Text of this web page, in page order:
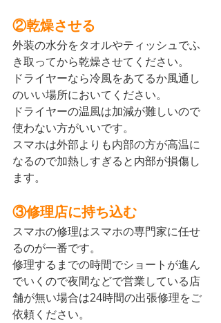
②乾燥させる
外装の水分をタオルやティッシュでふ
き取ってから乾燥させてください。
ドライヤーなら冷風をあてるか風通し
のいい場所においてください。
ドライヤーの温風は加減が難しいので
使わない方がいいです。
スマホは外部よりも内部の方が高温に
なるので加熱しすぎると内部が損傷し
ます。
③修理店に持ち込む
スマホの修理はスマホの専門家に任せ
るのが一番です。
修理するまでの時間でショートが進ん
でいくので夜間などで営業している店
舗が無い場合は24時間の出張修理をご
依頼ください。